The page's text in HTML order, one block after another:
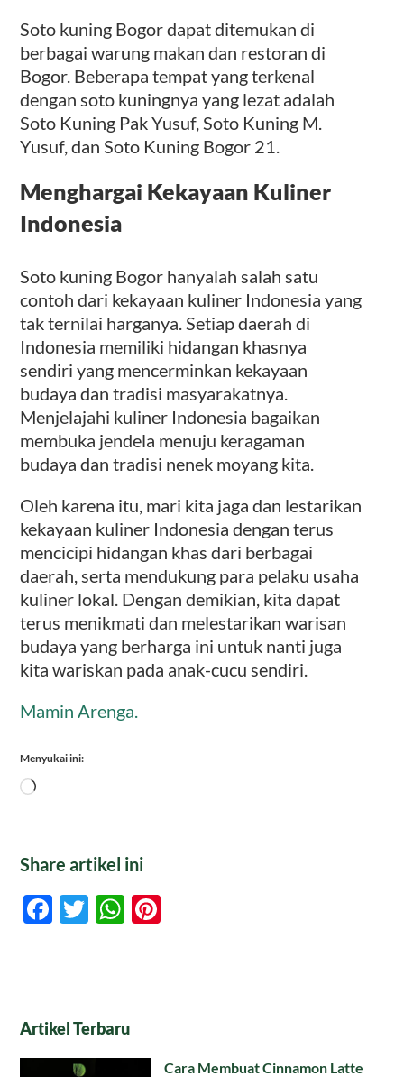
Soto kuning Bogor dapat ditemukan di
berbagai warung makan dan restoran di
Bogor. Beberapa tempat yang terkenal
dengan soto kuningnya yang lezat adalah
Soto Kuning Pak Yusuf, Soto Kuning M.
Yusuf, dan Soto Kuning Bogor 21.
Menghargai Kekayaan Kuliner
Indonesia
Soto kuning Bogor hanyalah salah satu
contoh dari kekayaan kuliner Indonesia yang
tak ternilai harganya. Setiap daerah di
Indonesia memiliki hidangan khasnya
sendiri yang mencerminkan kekayaan
budaya dan tradisi masyarakatnya.
Menjelajahi kuliner Indonesia bagaikan
membuka jendela menuju keragaman
budaya dan tradisi nenek moyang kita.
Oleh karena itu, mari kita jaga dan lestarikan
kekayaan kuliner Indonesia dengan terus
mencicipi hidangan khas dari berbagai
daerah, serta mendukung para pelaku usaha
kuliner lokal. Dengan demikian, kita dapat
terus menikmati dan melestarikan warisan
budaya yang berharga ini untuk nanti juga
kita wariskan pada anak-cucu sendiri.
Mamin Arenga.
Menyukai ini:
Memuat...
Share artikel ini
Facebook
TwitterWhatsApp
Artikel Terbaru
Cara Membuat Cinnamon Latte